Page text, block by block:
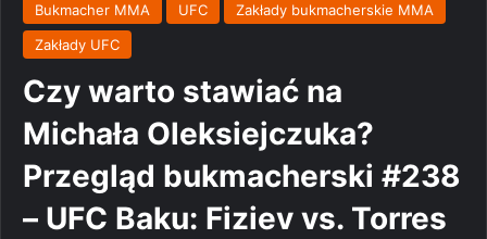
Bukmacher MMA UFC
Zakłady bukmacherskie MMA
Zakłady UFC
Czy warto stawiać na
Michała Oleksiejczuka?
Przegląd bukmacherski #238
– UFC Baku: Fiziev vs. Torres